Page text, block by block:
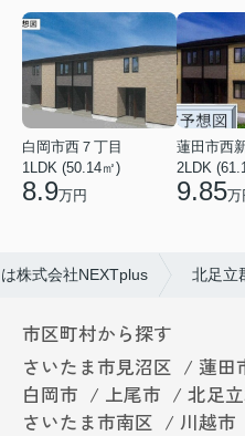
白岡市西７丁目
1LDK (50.14㎡)
8.9万円
蓮田市西
2LDK
9.85万
株式会社NEXTplus 北足立
市区町村から探す
さいたま市見沼区
蓮田
白岡市
上尾市 北足
さいたま市南区
川越市